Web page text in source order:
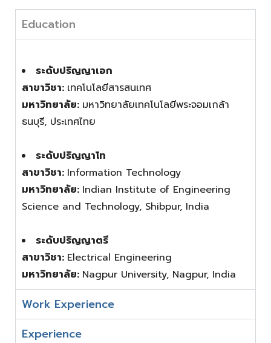
Education
ระดับปริญญาเอก
สาขาวิชา: เทคโนโลยีสารสนเทศ
มหาวิทยาลัย: มหาวิทยาลัยเทคโนโลยีพระจอมเกล้า
ธนบุรี, ประเทศไทย
ระดับปริญญาโท
สาขาวิชา: Information Technology
มหาวิทยาลัย: Indian Institute of Engineering
Science and Technology, Shibpur, India
ระดับปริญญาตรี
สาขาวิชา: Electrical Engineering
มหาวิทยาลัย: Nagpur University, Nagpur, India
Work Experience
Experience